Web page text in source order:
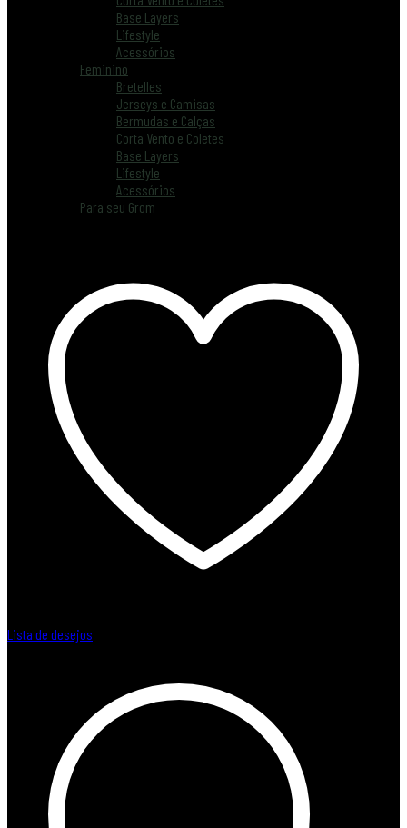
Base Layers
Lifestyle
Acessórios
Feminino
Bretelles
Jerseys e Camisas
Bermudas e Calças
Corta Vento e Coletes
Base Layers
Lifestyle
Acessórios
Para seu Grom
Lista de desejos